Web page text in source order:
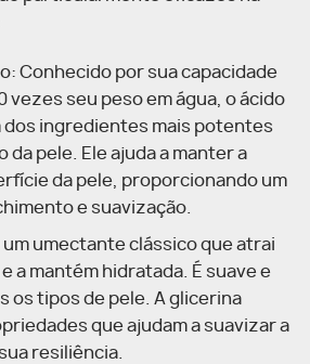
Conhecido por sua capacidade
vezes seu peso em água, o ácido
dos ingredientes mais potentes
da pele. Ele ajuda a manter a
da pele, proporcionando um
e suavização.
umectante clássico que atrai
a mantém hidratada. É suave e
os tipos de pele. A glicerina
que ajudam a suavizar a
resiliência.